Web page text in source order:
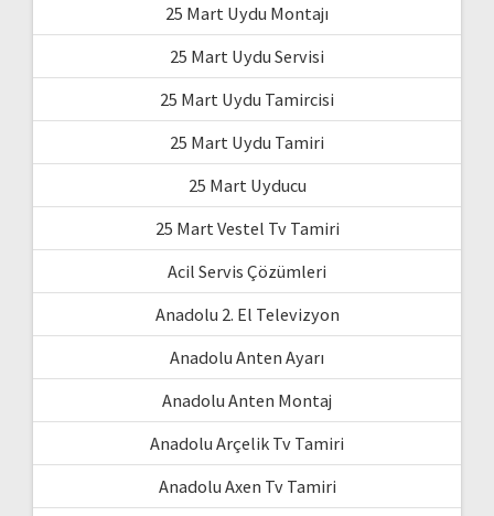
25 Mart Uydu Montajı
25 Mart Uydu Servisi
25 Mart Uydu Tamircisi
25 Mart Uydu Tamiri
25 Mart Uyducu
25 Mart Vestel Tv Tamiri
Acil Servis Çözümleri
Anadolu 2. El Televizyon
Anadolu Anten Ayarı
Anadolu Anten Montaj
Anadolu Arçelik Tv Tamiri
Anadolu Axen Tv Tamiri